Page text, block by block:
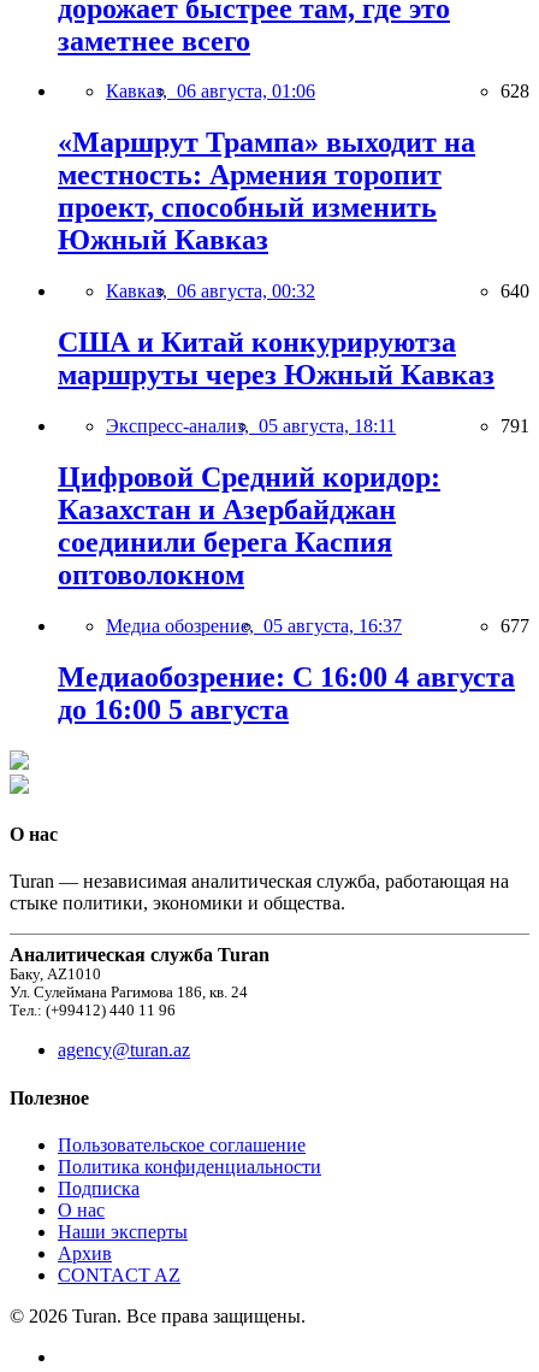
дорожает быстрее там, где это
заметнее всего
Кавказ, 06 августа, 01:06 628
«Маршрут Трампа» выходит на
местность: Армения торопит
проект, способный изменить
Южный Кавказ
Кавказ, 06 августа, 00:32 640
США и Китай конкурируютза
маршруты через Южный Кавказ
Экспресс-анализ, 05 августа, 18:11 791
Цифровой Средний коридор:
Казахстан и Азербайджан
соединили берега Каспия
оптоволокном
Медиа обозрение, 05 августа, 16:37 677
Медиаобозрение: С 16:00 4 августа
до 16:00 5 августа
О нас
Turan — независимая аналитическая служба, работающая на
стыке политики, экономики и общества.
Аналитическая служба Turan
Баку, AZ1010
Ул. Сулеймана Рагимова 186, кв. 24
Тел.: (+99412) 440 11 96
agency@turan.az
Полезное
Пользовательское соглашение
Политика конфиденциальности
Подписка
О нас
Наши эксперты
Архив
CONTACT AZ
© 2026 Turan. Все права защищены.